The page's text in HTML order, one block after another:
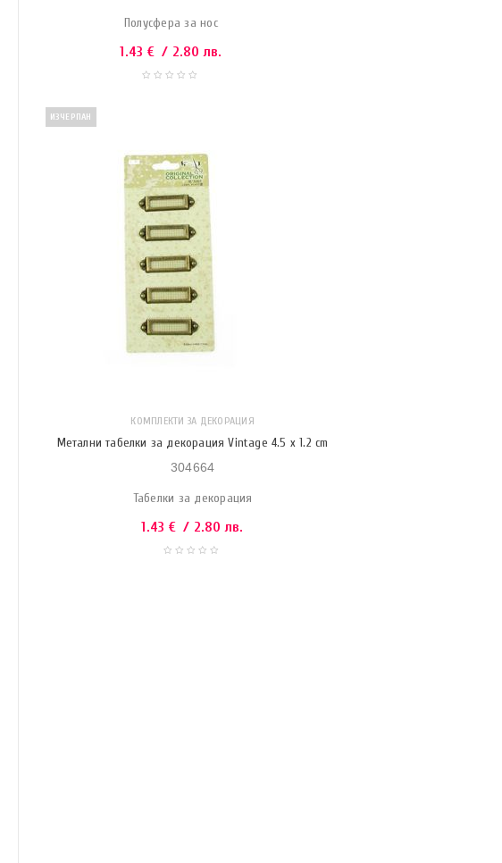
Полусфера за нос
1.43 € / 2.80 лв.
ИЗЧЕРПАН
КОМПЛЕКТИ ЗА ДЕКОРАЦИЯ
Метални табелки за декорация Vintage 4.5 x 1.2 cm
304664
Табелки за декорация
1.43 € / 2.80 лв.